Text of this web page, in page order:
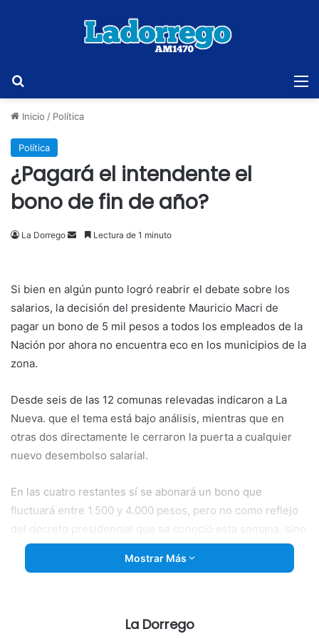
Inicio / Política
Política
¿Pagará el intendente el
bono de fin de año?
La Dorrego
SendLectura de 1 minuto
Si bien en algún punto logró reabrir el debate sobre los
salarios, la decisión del presidente Mauricio Macri de
pagar un bono de 5 mil pesos a todos los empleados de la
Nación por ahora no encuentra eco en los municipios de la
zona.
Desde seis de las 12 comunas relevadas indicaron a La
Nueva. que el tema está bajo análisis, mientras que en
otras dos directamente le cerraron la puerta a cualquier
nuevo desembolso salarial.
En las cuatro restantes sí se abonará un bono que
fluctuará entre 1.500 y 4.000 pesos, pero no como reflejo
del decreto presidencial que se conoció esta semana, sino
por aplicación de lo acordado con los gremios en las
últimas semanas.
Nos deja en libertad de acción, pero que el bono lo cobren
Mostrar Más
La Dorrego